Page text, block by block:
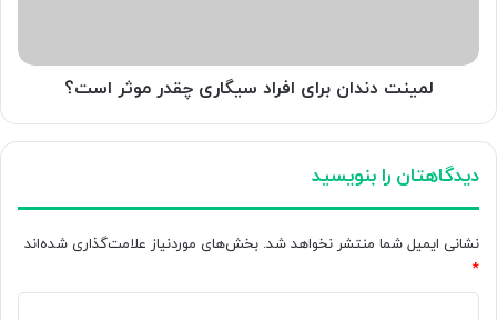
لمینت دندان برای افراد سیگاری چقدر موثر است؟
دیدگاهتان را بنویسید
نشانی ایمیل شما منتشر نخواهد شد. بخش‌های موردنیاز علامت‌گذاری شده‌اند
*